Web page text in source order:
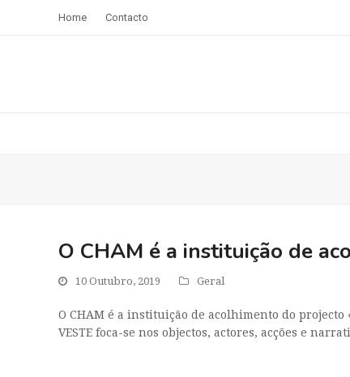
Home Contacto
O CHAM é a instituição de
10 Outubro, 2019 Geral
O CHAM é a instituição de acolhimento do projecto
VESTE foca-se nos objectos, actores, acções e